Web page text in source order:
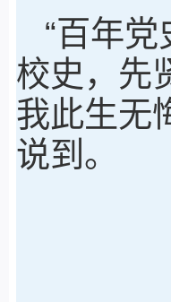
“百年
校史，先
我此生无
说到。